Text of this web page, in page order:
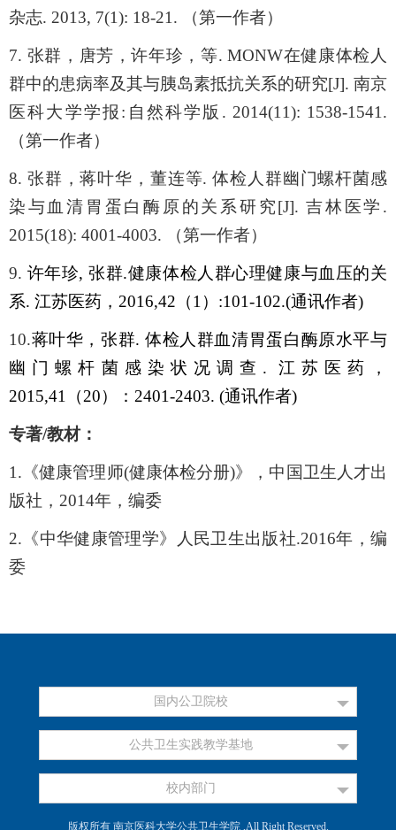
杂志. 2013, 7(1): 18-21. （第一作者）
7. 张群，唐芳，许年珍，等. MONW在健康体检人
群中的患病率及其与胰岛素抵抗关系的研究[J]. 南京
医科大学学报: 自然科学版 . 2014(11): 1538-1541.
（第一作者）
8. 张群，蒋叶华，董连等.体检人群幽门螺杆菌感
染与血清胃蛋白酶原的关系研究[J].吉林医学 .
2015(18): 4001-4003.
（第一作者）
9. 许年珍, 张群.健康体检人群心理健康与血压的关
系. 江苏医药， 2016,42 （1） :101-102.(通讯作者)
10.蒋叶华，张群. 体检人群血清胃蛋白酶原水平与
幽门螺杆菌感染状况调查 . 江苏医药，
2015,41 （20）： 2401-2403. (通讯作者)
专著/教材：
1. 《健康管理师(健康体检分册)》，中国卫生人才出
版社， 2014年，编委
2. 《中华健康管理学》人民卫生出版社.2016年，编
委
国内公卫院校
公共卫生实践教学基地
校内部门
版权所有 南京医科大学公共卫生学院 ,All Right Reserved.